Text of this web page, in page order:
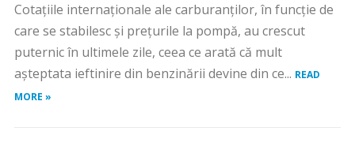
Cotațiile internaționale ale carburanților, în funcție de
care se stabilesc și prețurile la pompă, au crescut
puternic în ultimele zile, ceea ce arată că mult
așteptata ieftinire din benzinării devine din ce... READ
MORE »